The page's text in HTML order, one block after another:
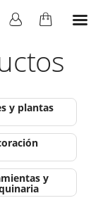
y plantas
y